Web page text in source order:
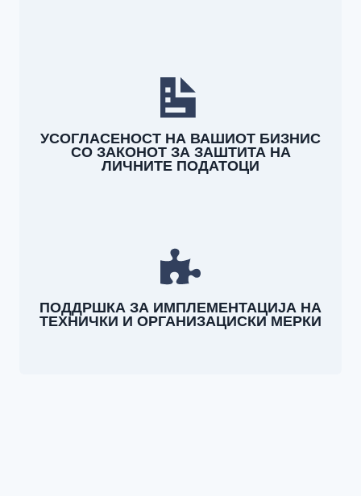
УСОГЛАСЕНОСТ НА ВАШИОТ БИЗНИС
СО ЗАКОНОТ ЗА ЗАШТИТА НА
ЛИЧНИТЕ ПОДАТОЦИ
ПОДДРШКА ЗА ИМПЛЕМЕНТАЦИЈА НА
ТЕХНИЧКИ И ОРГАНИЗАЦИСКИ МЕРКИ